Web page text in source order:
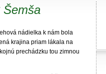
Šemša
nádielka k nám bola
krajina priam lákala na
prechádzku tou zimnou